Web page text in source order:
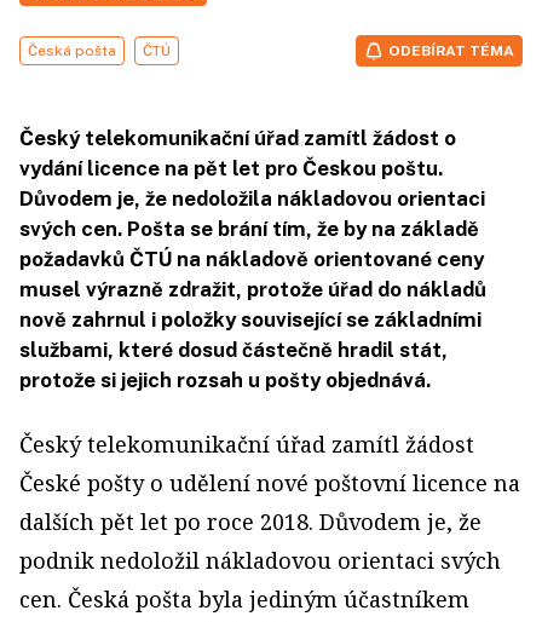
Česká pošta ČTÚ ODEBÍRAT TÉMA
Český telekomunikační úřad zamítl žádost o
vydání licence na pět let pro Českou poštu.
Důvodem je, že nedoložila nákladovou orientaci
svých cen. Pošta se brání tím, že by na základě
požadavků ČTÚ na nákladově orientované ceny
musel výrazně zdražit, protože úřad do nákladů
nově zahrnul i položky související se základními
službami, které dosud částečně hradil stát,
protože si jejich rozsah u pošty objednává.
Český telekomunikační úřad zamítl žádost
České pošty o udělení nové poštovní licence na
dalších pět let po roce 2018. Důvodem je, že
podnik nedoložil nákladovou orientaci svých
cen. Česká pošta byla jediným účastníkem